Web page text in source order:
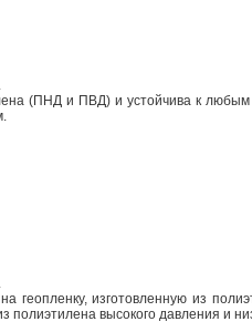
(ПНД и ПВД) и устойчива к любым
изготовленную из
полиэтилена высокого давления и